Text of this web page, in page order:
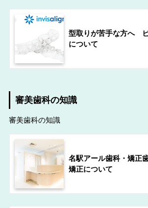
型取りが苦手な方へ
について
審美歯科の知識
審美歯科の知識
名駅アール歯科・矯正
矯正について